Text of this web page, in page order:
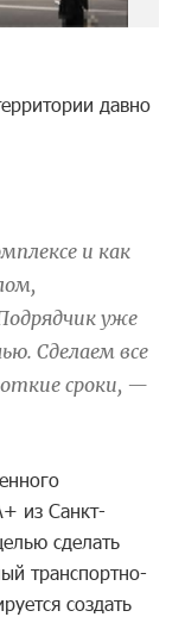
давно
и как
уже
Сделаем все
сроки, —
из Санкт-
сделать
транспортно-
создать